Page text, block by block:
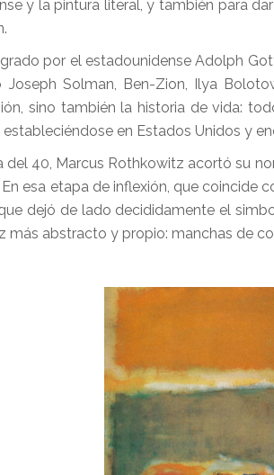
y la pintura literal, y también para
por el estadounidense Adolph
Solman, Ben-Zion, Ilya
sino también la historia de vida:
en Estados Unidos y
del 40, Marcus Rothkowitz acortó su
esa etapa de inflexión, que coincide
dejó de lado decididamente el
más abstracto y propio: manchas de